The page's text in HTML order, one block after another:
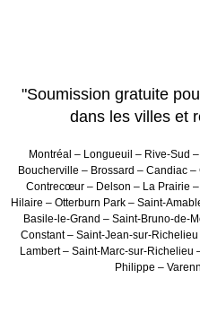
"Soumission gratuite
dans les villes et
Montréal – Longueuil – Rive-Sud
Boucherville – Brossard – Candiac
Contrecœur – Delson – La Prairie
Hilaire – Otterburn Park – Saint-
Basile-le-Grand – Saint-Bruno-de-
Constant – Saint-Jean-sur-
Lambert – Saint-Marc-sur-Richelieu
Philippe –